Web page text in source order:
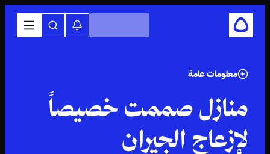
معلومات عامة
منازل صممت خصيصاً
لإزعاج الجيران